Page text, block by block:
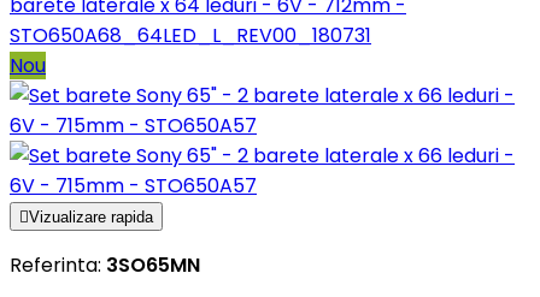
barete laterale x 64 leduri - 6V - 712mm -
STO650A68_64LED_L_REV00_180731
Nou
Vizualizare rapida
Referinta: 3SO65MN